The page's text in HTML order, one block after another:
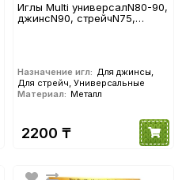
Иглы Multi универсалN80-90,
джинсN90, стрейчN75,
Назначение игл: Для джинсы,
Для стрейч, Универсальные
Материал: Металл
2200 ₸